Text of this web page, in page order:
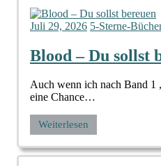
Juli 29, 2026 5-Sterne-
Blood – Du sollst
Auch wenn ich nach Band 1
eine Chance…
Weiterlesen